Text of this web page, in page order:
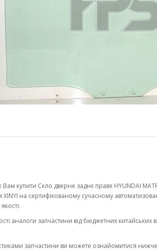
купити Скло дверне заднє праве HYUNDAI
на сертифікованому сучасному
аналоги запчастини від бюджетних китайських
запчастини ви можете ознайомитися